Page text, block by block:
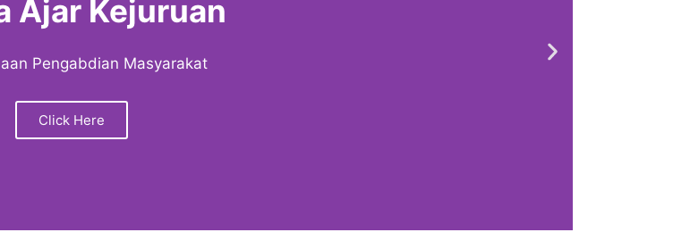
Ajar Kejuruan
Pengabdian Masyarakat
Click Here